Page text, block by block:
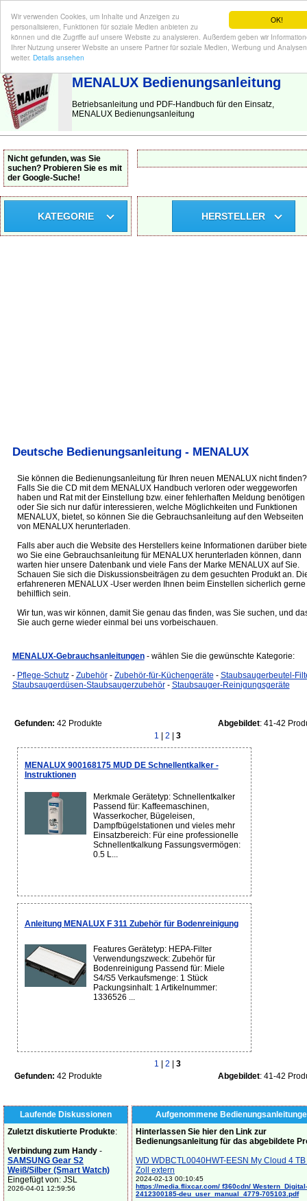
OK!
Wir verwenden Cookies, um Inhalte und Anzeigen zu
personalisieren, Funktionen für soziale Medien anbieten zu
können und die Zugriffe auf unsere Website zu analysieren. Außerdem geben wir
Ihrer Nutzung unserer Website an unsere Partner für soziale Medien, Werbung und Analysen
weiter. Details ansehen
BEDIENUNGSANLEITUNG | Hier finden Sie die deutsche Anleitung!
MENALUX Bedienungsanleitung
Betriebsanleitung und PDF-Handbuch für den Einsatz,
MENALUX Bedienungsanleitung
Nicht gefunden, was Sie
suchen? Probieren Sie es mit
der Google-Suche!
KATEGORIE HERSTELLER
Deutsche Bedienungsanleitung - MENALUX
Sie können die Bedienungsanleitung für Ihren neuen MENALUX nicht finden?
Falls Sie die CD mit dem MENALUX Handbuch verloren oder weggeworfen
haben und Rat mit der Einstellung bzw. einer fehlerhaften Meldung benötigen
oder Sie sich nur dafür interessieren, welche Möglichkeiten und Funktionen
MENALUX, bietet, so können Sie die Gebrauchsanleitung auf den Webseiten
von MENALUX herunterladen.
Falls aber auch die Website des Herstellers keine Informationen darüber
wo Sie eine Gebrauchsanleitung für MENALUX herunterladen können, dann
warten hier unsere Datenbank und viele Fans der Marke MENALUX auf Sie.
Schauen Sie sich die Diskussionsbeiträgen zu dem gesuchten Produkt an.
erfahreneren MENALUX -User werden Ihnen beim Einstellen sicherlich gerne
behilflich sein.
Wir tun, was wir können, damit Sie genau das finden, was Sie suchen, und
Sie auch gerne wieder einmal bei uns vorbeischauen.
MENALUX-Gebrauchsanleitungen - wählen Sie die gewünschte Kategorie:
- Pflege-Schutz- Zubehör- Zubehör-für-Küchengeräte - Staubsaugerbeutel-
Staubsaugerdüsen-Staubsaugerzubehör- Staubsauger-Reinigungsgeräte
Gefunden: 42 Produkte Abgebildet: 41-42
1
2 3
MENALUX 900168175 MUD DE Schnellentkalker -
Instruktionen
Merkmale Gerätetyp: Schnellentkalker
Passend für: Kaffeemaschinen,
Wasserkocher, Bügeleisen,
Dampfbügelstationen und vieles mehr
Einsatzbereich: Für eine professionelle
Schnellentkalkung Fassungsvermögen:
0.5 L...
Anleitung MENALUX F 311 Zubehör für Bodenreinigung
Features Gerätetyp: HEPA-Filter
Verwendungszweck: Zubehör für
Bodenreinigung Passend für: Miele
S4/S5 Verkaufsmenge: 1 Stück
Packungsinhalt: 1 Artikelnummer:
1336526 ...
1 2
3
Gefunden: 42 Produkte Abgebildet: 41-42
Laufende Diskussionen
Zuletzt diskutierte Produkte:
Verbindung zum Handy -
SAMSUNG Gear S2
Weiß/Silber (Smart Watch)
Eingefügt von: JSL
2026-04-01 12:59:56
Aufgenommene
Hinterlassen Sie hier den Link zur
Bedienungsanleitung für das abgebildete
WD WDBCTL0040HWT-EESN My Cloud 4
Zoll extern
2024-02-13 00:10:45
https://media.flixcar.com/ f360cdn/ Western_Digital-
2412300185-deu_user_manual_4779-705103.pdf